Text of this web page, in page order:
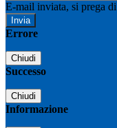
E-mail inviata, si prega
Errore
Chiudi
Successo
Chiudi
Informazione